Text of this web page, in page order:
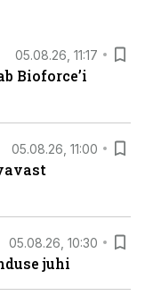
05.08.26, 11:17
Bioforce’i
05.08.26, 11:00
05.08.26, 10:30
juhi